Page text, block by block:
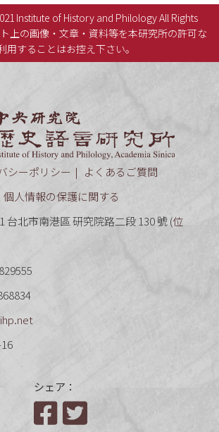
Institute of History and Philology All Rights
上の画像・文章・資料等を本研究所の許可な
用することはお控え下さい。
シーポリシー
よくあるご質問
個人情報の保護に関する
台北市南港區 研究院路二段 130 號 (位
シェア：
Facebook